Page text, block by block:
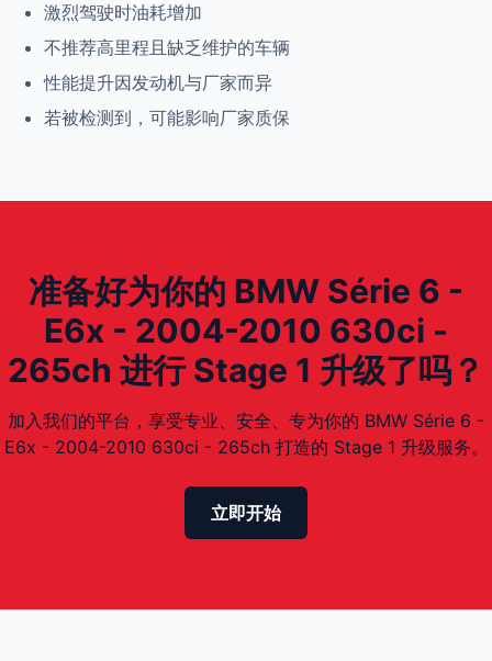
激烈驾驶时油耗增加
不推荐高里程且缺乏维护的车辆
性能提升因发动机与厂家而异
若被检测到，可能影响厂家质保
准备好为你的 BMW Série 6 -
E6x - 2004-2010 630ci -
265ch 进行 Stage 1 升级了吗？
加入我们的平台，享受专业、安全、专为你的 BMW Série 6 -
E6x - 2004-2010 630ci - 265ch 打造的 Stage 1 升级服务。
立即开始